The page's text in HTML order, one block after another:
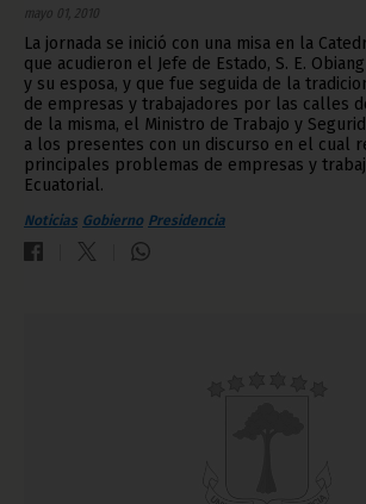
mayo 01, 2010
La jornada se inició con una misa en la
que acudieron el Jefe de Estado, S. E.
y su esposa, y que fue seguida de la
de empresas y trabajadores por las calles
de la misma, el Ministro de Trabajo y
a los presentes con un discurso en el cual
principales problemas de empresas y
Ecuatorial.
Noticias Gobierno Presidencia